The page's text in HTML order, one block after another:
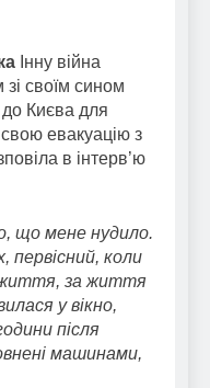
Інну війна
своїм сином
Києва для
свою евакуацію з
в інтерв’ю
що мене нудило.
первісний, коли
життя, за життя
у вікно,
після
машинами,